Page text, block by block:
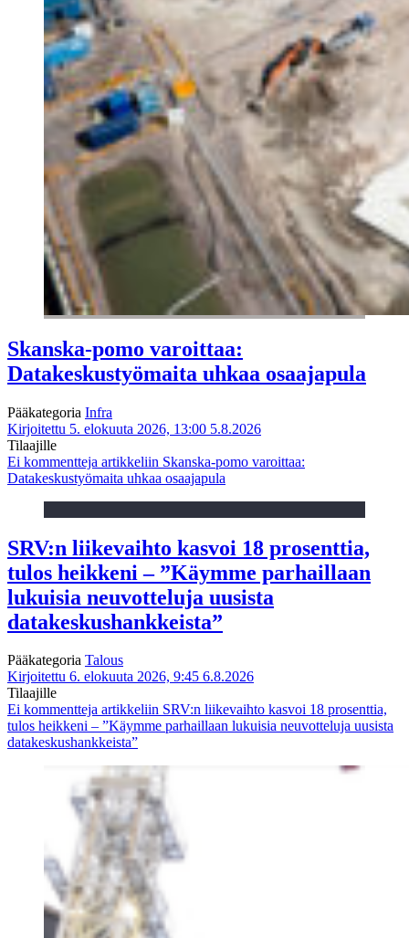
Skanska-pomo varoittaa:
Datakeskustyömaita uhkaa osaajapula
Pääkategoria Infra
Kirjoitettu 5. elokuuta 2026, 13:00 5.8.2026
Tilaajille
Ei kommentteja artikkeliin Skanska-pomo varoittaa:
Datakeskustyömaita uhkaa osaajapula
SRV:n liikevaihto kasvoi 18 prosenttia,
tulos heikkeni – ”Käymme parhaillaan
lukuisia neuvotteluja uusista
datakeskushankkeista”
Pääkategoria Talous
Kirjoitettu 6. elokuuta 2026, 9:45 6.8.2026
Tilaajille
Ei kommentteja artikkeliin SRV:n liikevaihto kasvoi 18 prosenttia,
tulos heikkeni – ”Käymme parhaillaan lukuisia neuvotteluja uusista
datakeskushankkeista”